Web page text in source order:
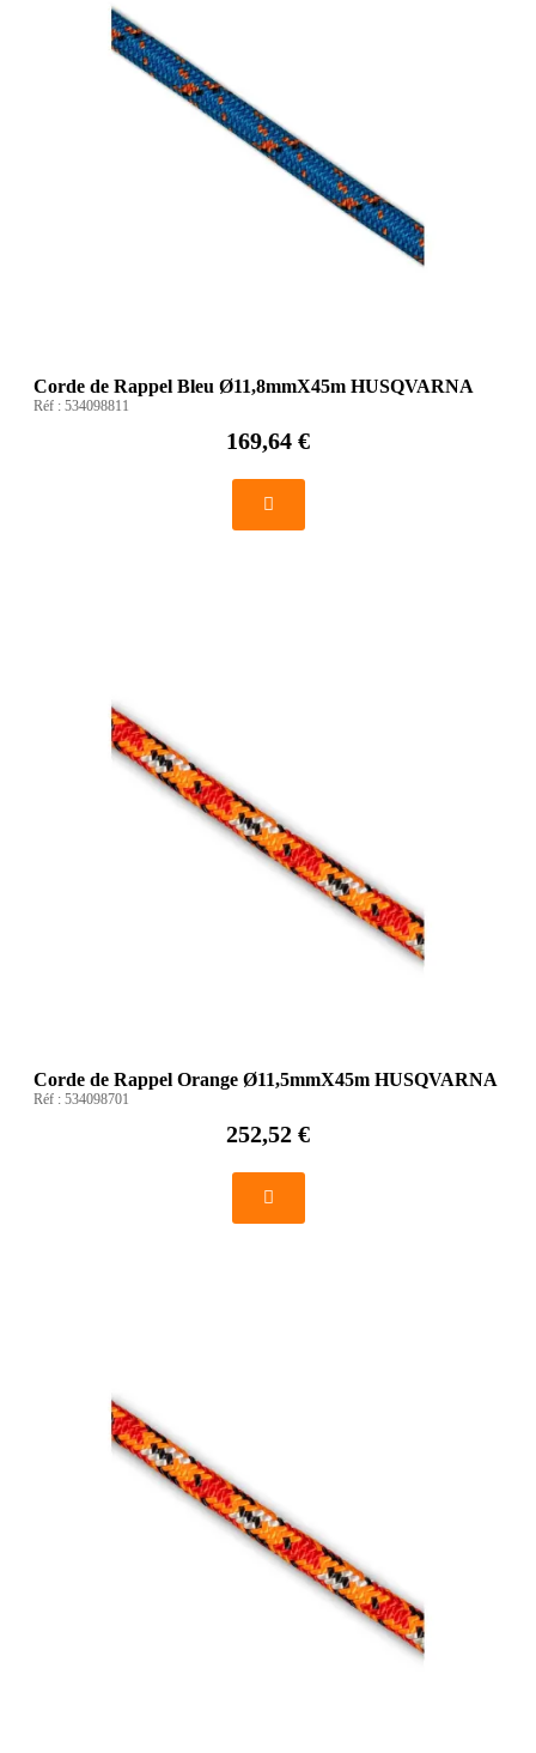
Corde de Rappel Bleu Ø11,8mmX45m HUSQVARNA
Réf : 534098811
169,64 €
Corde de Rappel Orange Ø11,5mmX45m HUSQVARNA
Réf : 534098701
252,52 €